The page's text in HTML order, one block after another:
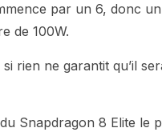
par un 6, donc
de 100W.
rien ne garantit qu’il
Snapdragon 8 Elite le